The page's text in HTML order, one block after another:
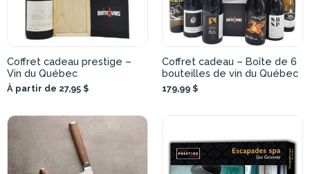
Coffret cadeau prestige –
Vin du Québec
À partir de 27,95 $
Coffret cadeau – Boîte de 6
bouteilles de vin du Québec
179,99 $